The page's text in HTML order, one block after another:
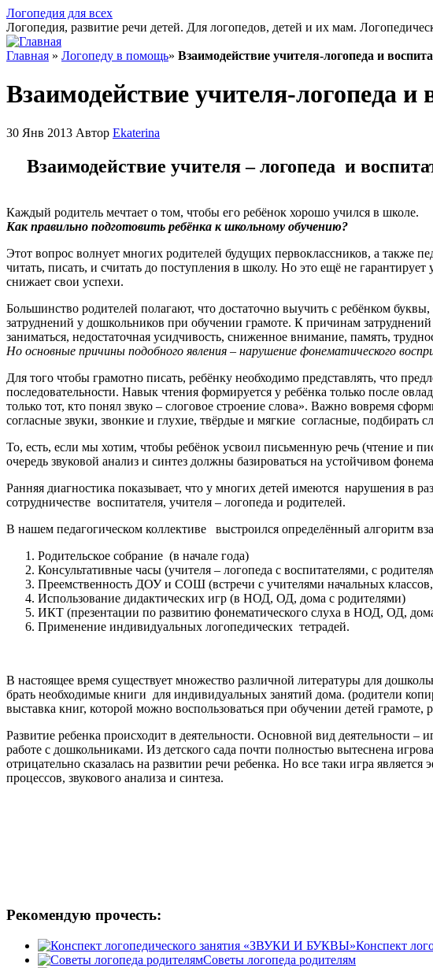
Логопедия для всех
Логопедия, развитие речи детей. Для логопедов, детей и их мам.
Главная » Логопеду в помощь» Взаимодействие учителя-логопеда и
Взаимодействие учителя-логопеда и
30 Янв 2013 Автор Ekaterina
Взаимодействие учителя – логопеда и
Каждый родитель мечтает о том, чтобы его ребёнок хорошо учился в школе.
Как правильно подготовить ребёнка к школьному обучению?
Этот вопрос волнует многих родителей будущих первоклассников, а также
читать, писать, и считать до поступления в школу. Но это ещё не
снижает свои успехи.
Большинство родителей полагают, что достаточно выучить с ребёнком
затруднений у дошкольников при обучении грамоте. К причинам
заниматься, недостаточная усидчивость, сниженное внимание, память,
Но основные причины подобного явления – нарушение фонематического
Для того чтобы грамотно писать, ребёнку необходимо представлять, что
последовательности. Навык чтения формируется у ребёнка только после
только тот, кто понял звуко – слоговое строение слова». Важно вовремя
согласные звуки, звонкие и глухие, твёрдые и мягкие согласные, подбирать
То, есть, если мы хотим, чтобы ребёнок усвоил письменную речь (чтение и
очередь звуковой анализ и синтез должны базироваться на устойчивом
Ранняя диагностика показывает, что у многих детей имеются нарушения в
сотрудничестве воспитателя, учителя – логопеда и родителей.
В нашем педагогическом коллективе выстроился определённый алгоритм
Родительское собрание (в начале года)
Консультативные часы (учителя – логопеда с воспитателями, с
Преемственность ДОУ и СОШ (встречи с учителями начальных
Использование дидактических игр (в НОД, ОД, дома с родителями)
ИКТ (презентации по развитию фонематического слуха в НОД, ОД,
Применение индивидуальных логопедических тетрадей.
В настоящее время существует множество различной литературы для
брать необходимые книги для индивидуальных занятий дома. (родители
выставка книг, которой можно воспользоваться при обучении детей
Развитие ребенка происходит в деятельности. Основной вид деятельности
работе с дошкольниками. Из детского сада почти полностью вытеснена
отрицательно сказалась на развитии речи ребенка. Но все таки игра
процессов, звукового анализа и синтеза.
Рекомендую прочесть:
Конспект
Советы логопеда родителям